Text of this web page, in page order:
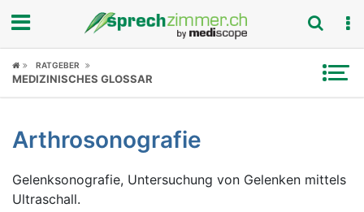
Fokus
Symptome
Untersuchungen
RATGEBER
MEDIZINISCHES GLOSSAR
Arthrosonografie
Gelenksonografie, Untersuchung von Gelenken mittels
Ultraschall.